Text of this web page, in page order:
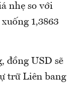
nhẹ so với
1,3863
đồng USD sẽ
trữ Liên bang